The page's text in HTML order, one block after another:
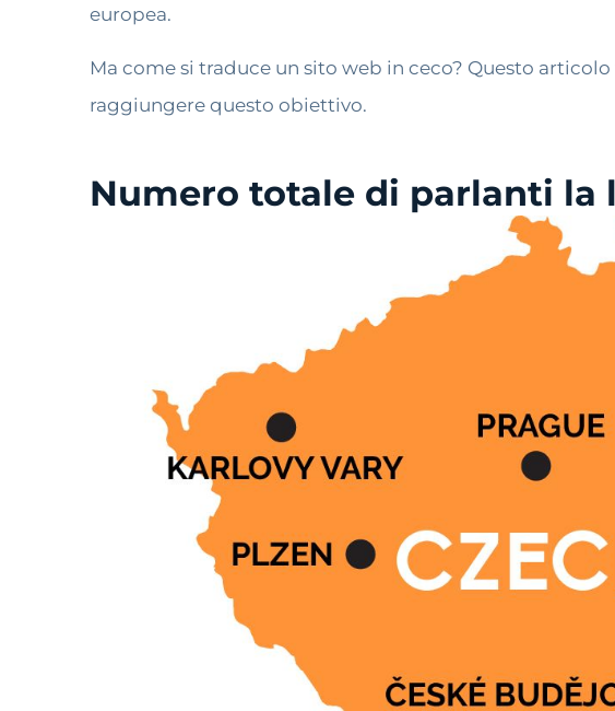
europea.
Ma come si traduce un sito web in ceco? Questo
raggiungere questo obiettivo.
Numero totale di parlanti la